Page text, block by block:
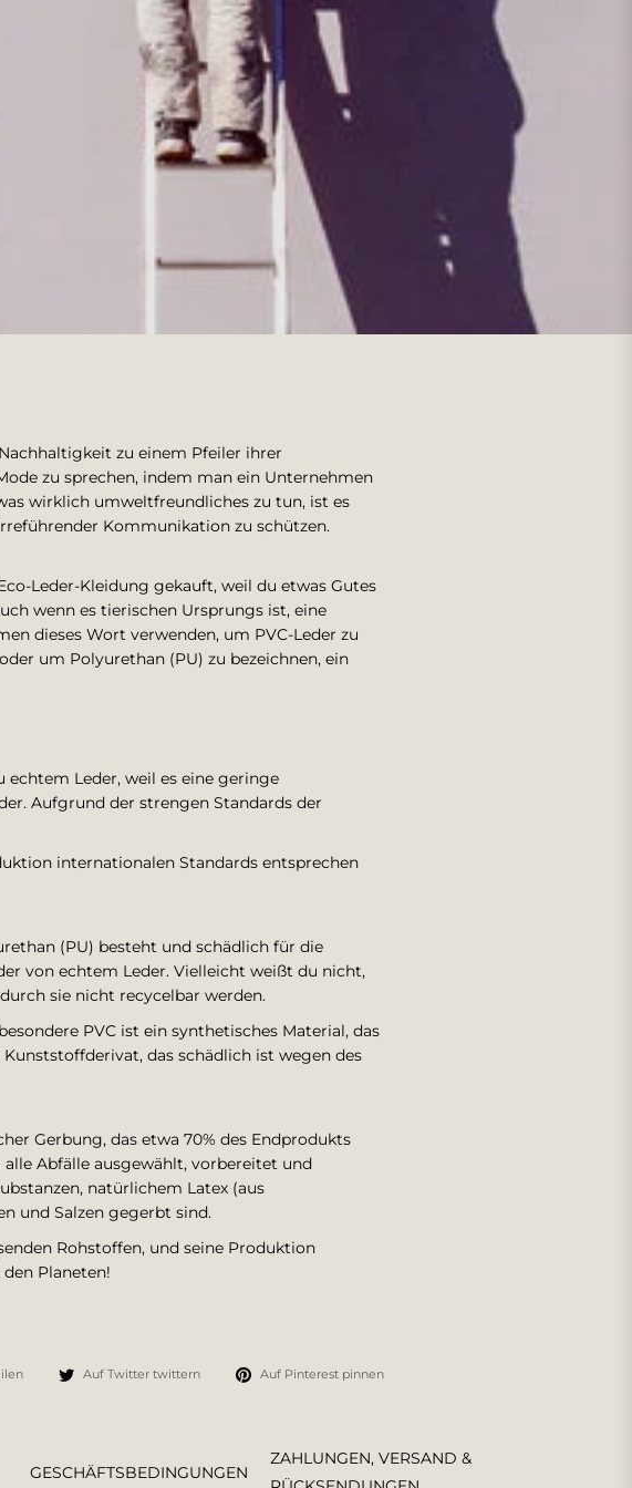
zu einem Pfeiler ihrer
zu sprechen, indem man ein Unternehmen
wirklich umweltfreundliches zu tun, ist es
Kommunikation zu schützen.
Leder-Kleidung gekauft, weil du etwas Gutes
wenn es tierischen Ursprungs ist, eine
dieses Wort verwenden, um PVC-Leder zu
um Polyurethan (PU) zu bezeichnen, ein
Leder, weil es eine geringe
Aufgrund der strengen Standards der
internationalen Standards entsprechen
(PU) besteht und schädlich für die
von echtem Leder. Vielleicht weißt du nicht,
sie nicht recycelbar werden.
PVC ist ein synthetisches Material, das
das schädlich ist wegen des
Gerbung, das etwa 70% des Endprodukts
Abfälle ausgewählt, vorbereitet und
natürlichem Latex (aus
und Salzen gegerbt sind.
Rohstoffen, und seine Produktion
Planeten!
Auf Twitter twittern Auf Pinterest pinnen
ZAHLUNGEN, VERSAND &
GESCHÄFTSBEDINGUNGEN